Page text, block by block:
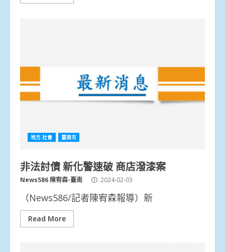
地方.社會 臺南市
非法討債 新化警速破 商店潑漆案
News586 陳宥森-臺南 2024-02-03
（News586/記者陳宥森報導）新
Read More